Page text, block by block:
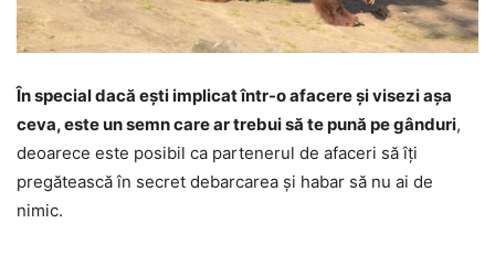
În special dacă ești implicat într-o afacere și visezi așa
ceva, este un semn care ar trebui să te pună pe gânduri,
deoarece este posibil ca partenerul de afaceri să îți
pregătească în secret debarcarea și habar să nu ai de
nimic.